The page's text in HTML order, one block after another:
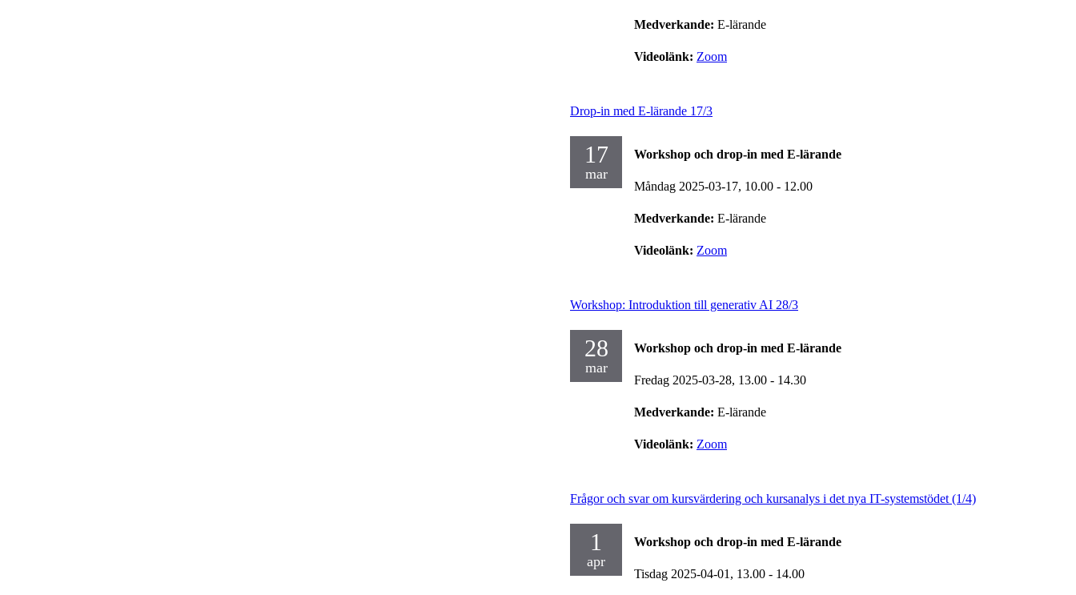
Medverkande: E-lärande
Videolänk: Zoom
Drop-in med E-lärande 17/3
17
mar
Workshop och drop-in med E-lärande
Måndag 2025-03-17, 10.00 - 12.00
Medverkande: E-lärande
Videolänk: Zoom
Workshop: Introduktion till generativ AI 28/3
28
mar
Workshop och drop-in med E-lärande
Fredag 2025-03-28, 13.00 - 14.30
Medverkande: E-lärande
Videolänk: Zoom
Frågor och svar om kursvärdering och kursanalys i det nya IT-systemstödet (1/4)
1
apr
Workshop och drop-in med E-lärande
Tisdag 2025-04-01, 13.00 - 14.00